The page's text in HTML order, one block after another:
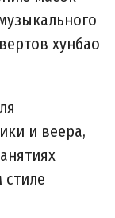
хунбао
и веера,
стиле